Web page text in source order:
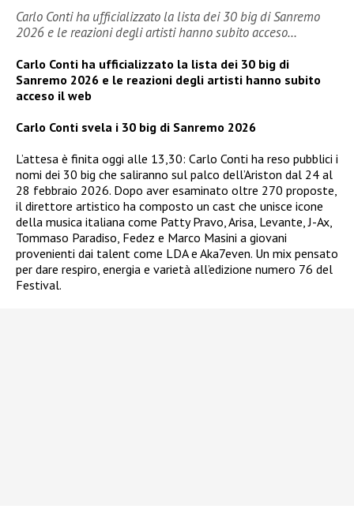
Carlo Conti ha ufficializzato la lista dei 30 big di Sanremo
2026 e le reazioni degli artisti hanno subito acceso…
Carlo Conti ha ufficializzato la lista dei 30 big di
Sanremo 2026 e le reazioni degli artisti hanno subito
acceso il web
Carlo Conti svela i 30 big di Sanremo 2026
L’attesa è finita oggi alle 13,30: Carlo Conti ha reso pubblici i
nomi dei 30 big che saliranno sul palco dell’Ariston dal 24 al
28 febbraio 2026. Dopo aver esaminato oltre 270 proposte,
il direttore artistico ha composto un cast che unisce icone
della musica italiana come Patty Pravo, Arisa, Levante, J-Ax,
Tommaso Paradiso, Fedez e Marco Masini a giovani
provenienti dai talent come LDA e Aka7even. Un mix pensato
per dare respiro, energia e varietà all’edizione numero 76 del
Festival.